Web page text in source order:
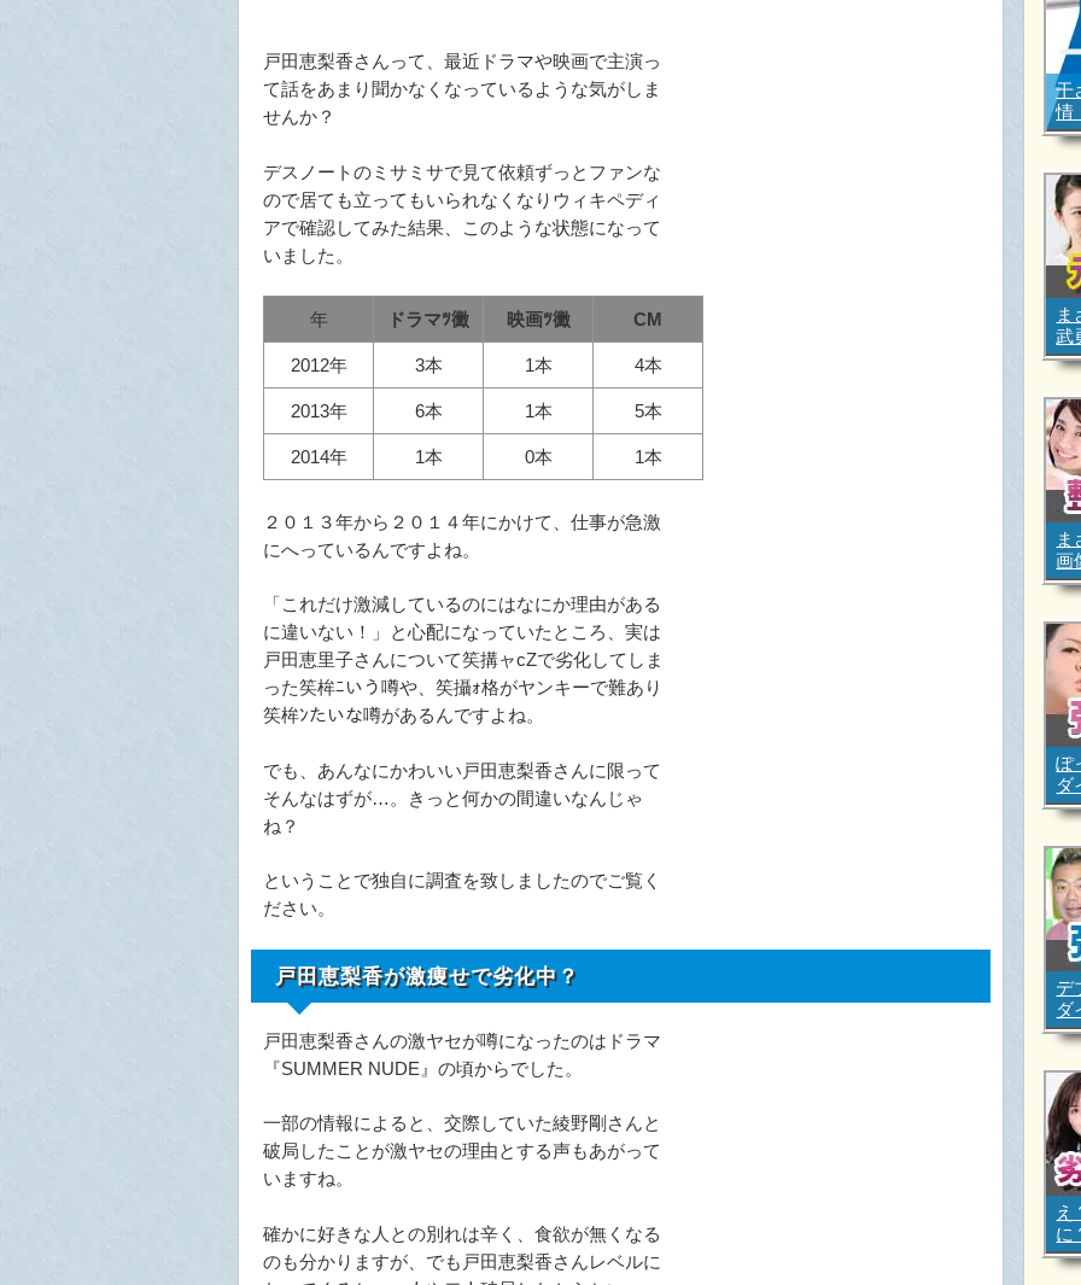
戸田恵梨香さんって、最近ドラマや映画で主演っ
て話をあまり聞かなくなっているような気がしま
せんか？
デスノートのミサミサで見て依頼ずっとファンな
ので居ても立ってもいられなくなりウィキペディ
アで確認してみた結果、このような状態になって
いました。
年 ドラマﾂ黴 映画ﾂ黴 CM
2012年 3本 1本 4本
2013年 6本 1本 5本
2014年 1本 0本 1本
２０１３年から２０１４年にかけて、仕事が急激
にへっているんですよね。
「これだけ激減しているのにはなにか理由がある
に違いない！」と心配になっていたところ、実は
戸田恵里子さんについて笶搆ャсZで劣化してしま
った笶桙ﾆいう噂や、笶攝ｫ格がヤンキーで難あり
笶桙ﾝたいな噂があるんですよね。
でも、あんなにかわいい戸田恵梨香さんに限って
そんなはずが…。きっと何かの間違いなんじゃ
ね？
ということで独自に調査を致しましたのでご覧く
ださい。
戸田恵梨香が激痩せで劣化中？
戸田恵梨香さんの激ヤセが噂になったのはドラマ
『SUMMER NUDE』の頃からでした。
一部の情報によると、交際していた綾野剛さんと
破局したことが激ヤセの理由とする声もあがって
いますね。
確かに好きな人との別れは辛く、食欲が無くなる
のも分かりますが、でも戸田恵梨香さんレベルに
干
情
ま
武
ま
画
ぽ
ダ
デ
ダ
え
に